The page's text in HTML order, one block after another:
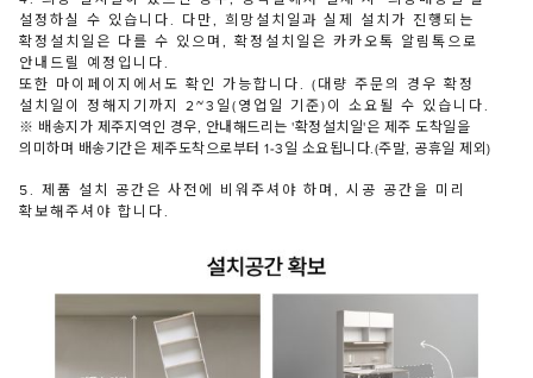
설정하실 수 있습니다. 다만, 희망설치일과 실제 설치가 진행되는
확정설치일은 다를 수 있으며, 확정설치일은 카카오톡 알림톡으로
안내드릴 예정입니다.
또한 마이페이지에서도 확인 가능합니다. (대량 주문의 경우 확정
설치일이 정해지기까지 2~3일(영업일 기준)이 소요될 수 있습니다.
※ 배송지가 제주지역인 경우, 안내해드리는 '확정설치일'은 제주 도착일을
의미하며 배송기간은 제주도착으로부터 1-3일 소요됩니다.(주말, 공휴일 제외)
5. 제품 설치 공간은 사전에 비워주셔야 하며, 시공 공간을 미리
확보해주셔야 합니다.